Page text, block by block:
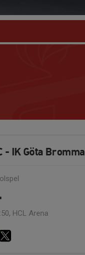
- IK Göta Bromma
HCL Arena